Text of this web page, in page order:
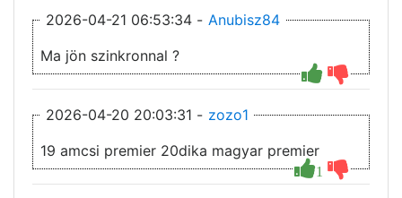
2026-04-21 06:53:34 - Anubisz84
Ma jön szinkronnal ?
2026-04-20 20:03:31 - zozo1
1
19 amcsi premier 20dika magyar premier